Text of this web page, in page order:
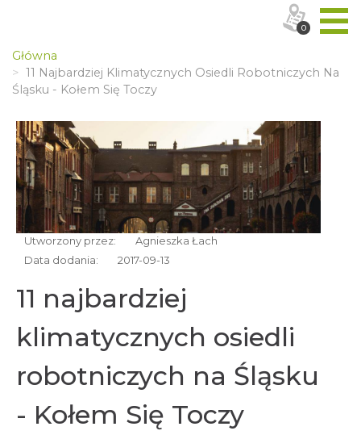
Główna
11 Najbardziej Klimatycznych Osiedli Robotniczych Na
Śląsku - Kołem Się Toczy
Utworzony przez:
Agnieszka Łach
Data dodania:
2017-09-13
11 najbardziej
klimatycznych osiedli
robotniczych na Śląsku
- Kołem Się Toczy
0